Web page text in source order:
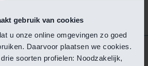
gebruik van cookies
u onze online omgevingen zo goed
Daarvoor plaatsen we cookies.
soorten profielen: Noodzakelijk,
deze pagina